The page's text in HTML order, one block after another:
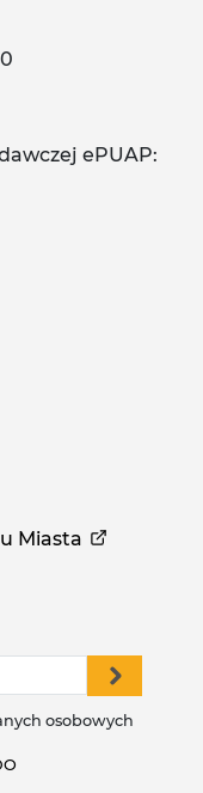
ePUAP:
Miasta
osobowych